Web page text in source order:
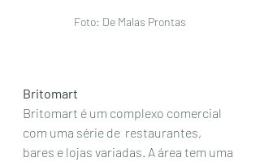
Foto: De Malas Prontas
Britomart
Britomart é um complexo comercial
com uma série de  restaurantes,
bares e lojas variadas. A área tem uma